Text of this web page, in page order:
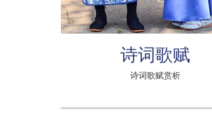
诗词歌赋
诗词歌赋赏析